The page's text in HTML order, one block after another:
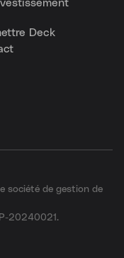
Deck
société de gestion de
20240021.